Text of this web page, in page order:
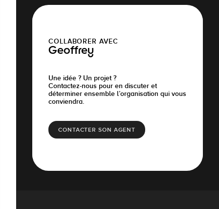
COLLABORER AVEC
Geoffrey
Une idée ? Un projet ?
Contactez-nous pour en discuter et
déterminer ensemble l’organisation qui vous
conviendra.
CONTACTER SON AGENT